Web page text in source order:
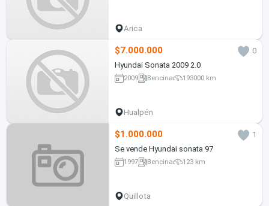
Arica
$7.000.000
0
Hyundai Sonata 2009 2.0
2009 Bencina 193000 km
Hualpén
$1.000.000
1
Se vende Hyundai sonata 97
1997 Bencina 123 km
Quillota